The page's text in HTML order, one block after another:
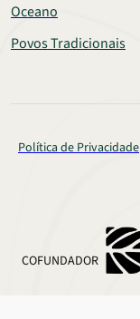
Oceano
Povos Tradicionais
Política de Privacidade
COFUNDADOR